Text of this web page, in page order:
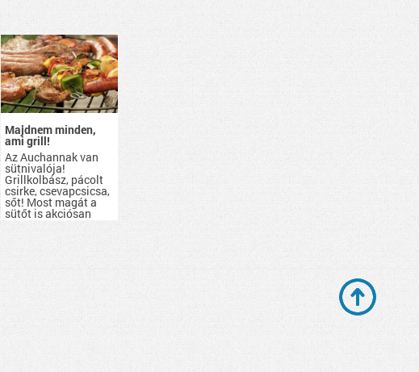
Majdnem minden,
ami grill!
Az Auchannak van
sütnivalója!
Grillkolbász, pácolt
csirke, csevapcsicsa,
sőt! Most magát a
sütőt is akciósan
szerezheted be.